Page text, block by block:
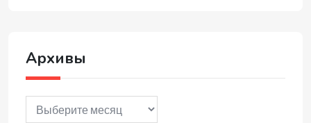
Архивы
Архивы